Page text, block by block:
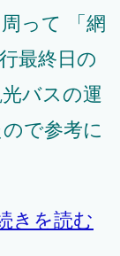
って 「網
最終日の
バスの運
で参考に
きを読む